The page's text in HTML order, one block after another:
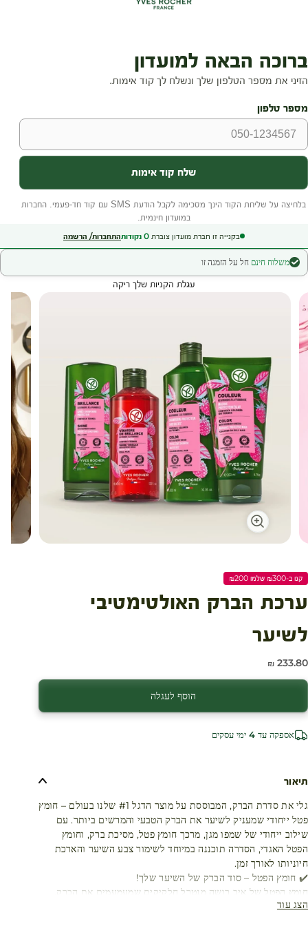
בקנייה זו חברת מועדון צוברת 0 נקודותהתחברות/ הרשמה
עגלת קניות
משלוח חינם חל על הזמנה זו
עגלת הקניות שלך ריקה
קנו ב-₪300 שלמו ₪200
ערכת הברק האולטימטיבי
לשיער
מחיר מבצע
233.80 ₪
הוסף לעגלה
אספקה עד 4 ימי עסקים
תיאור
גלי את סדרת הברק, המבוססת על מוצר הדגל #1 שלנו בעולם – חומץ
פטל ייחודי שמעניק לשיער את הברק הטבעי והמרשים ביותר. עם
שילוב ייחודי של שמפו מגן, מרכך חומץ פטל, מסיכת ברק, וחומץ
הפטל האגדי, הסדרה תוכננה במיוחד לשימור צבע השיער והארכת
חיוניותו לאורך זמן.
✔️ חומץ הפטל – סוד הברק של השיער שלך!
חומץ הפטל של איב רושה מנטרל חלקיקים שמעמעמים את הברק,
ובכך מחדיר חיים לשיערך ומחזיר לו את הזוהר, גם אחרי חפיפות
הצג עוד